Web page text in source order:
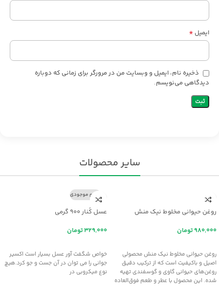
ایمیل *
ذخیره نام، ایمیل و وبسایت من در مرورگر برای زمانی که دوباره
دیدگاهی می‌نویسم.
سایر محصولات
روغن حیوانی مخلوط نیک منش
تومان
روغن حیوانی مخلوط نیک منش محصولی
اصیل و باکیفیت است که از ترکیب دقیق
روغن‌های حیوانی گاوی و گوسفندی تهیه
شده. این محصول با عطر و طعم فوق‌العاده
اتمام موجودی
عسل کُنار ۹۰۰ گرمی
تومان
خواص شگفت آور عسل بسيار است اکسير
جواني را مي توان در آن جست و جو کرد.هيچ
نوع ميکروبي در